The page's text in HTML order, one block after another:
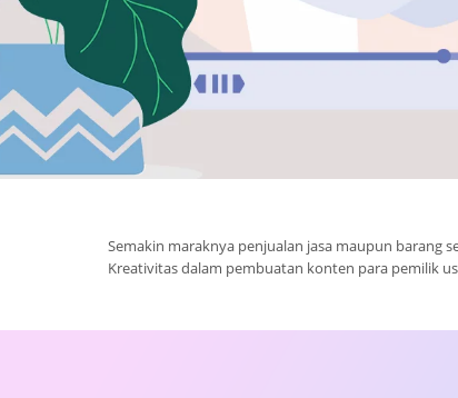
Semakin maraknya penjualan jasa maupun barang
Kreativitas dalam pembuatan konten para pemilik